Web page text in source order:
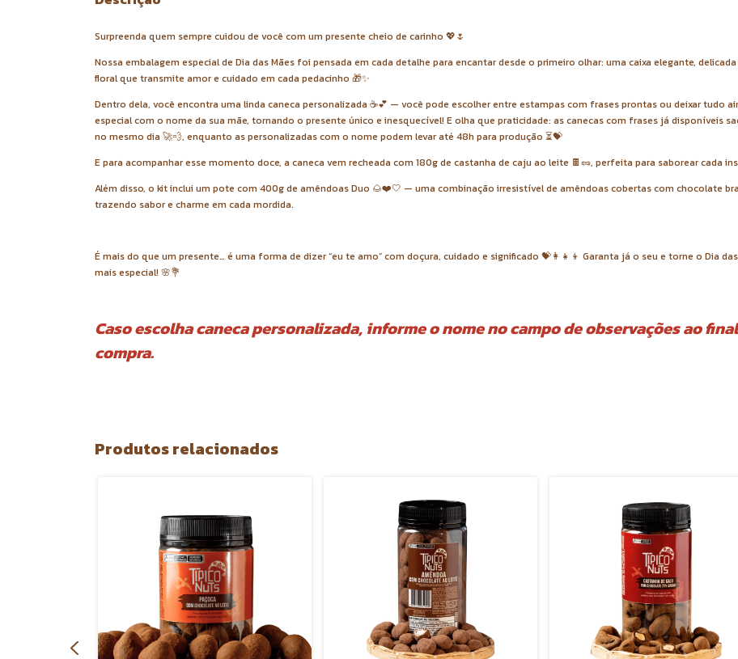
Surpreenda quem sempre cuidou de você com um presente cheio de carinho 💖🌷
Nossa embalagem especial de Dia das Mães foi pensada em cada detalhe para encantar desde o primeiro olhar: uma caixa elegante,
floral que transmite amor e cuidado em cada pedacinho 🎁✨
Dentro dela, você encontra uma linda caneca personalizada ☕💕 — você pode escolher entre estampas com frases prontas ou deixar tudo
especial com o nome da sua mãe, tornando o presente único e inesquecível! E olha que praticidade: as canecas com frases já disponíveis
no mesmo dia 🚀💨, enquanto as personalizadas com o nome podem levar até 48h para produção ⏳💝
E para acompanhar esse momento doce, a caneca vem recheada com 180g de castanha de caju ao leite 🍫🥜, perfeita para saborear cada
Além disso, o kit inclui um pote com 400g de amêndoas Duo 🌰❤️🤍 — uma combinação irresistível de amêndoas cobertas com chocolate
trazendo sabor e charme em cada mordida.
É mais do que um presente… é uma forma de dizer “eu te amo” com doçura, cuidado e significado 💝👩‍👧‍👦 Garanta já o seu e torne o Dia
mais especial! 🌸💐
Caso escolha caneca personalizada, informe o nome no campo de observações ao
compra.
Produtos relacionados